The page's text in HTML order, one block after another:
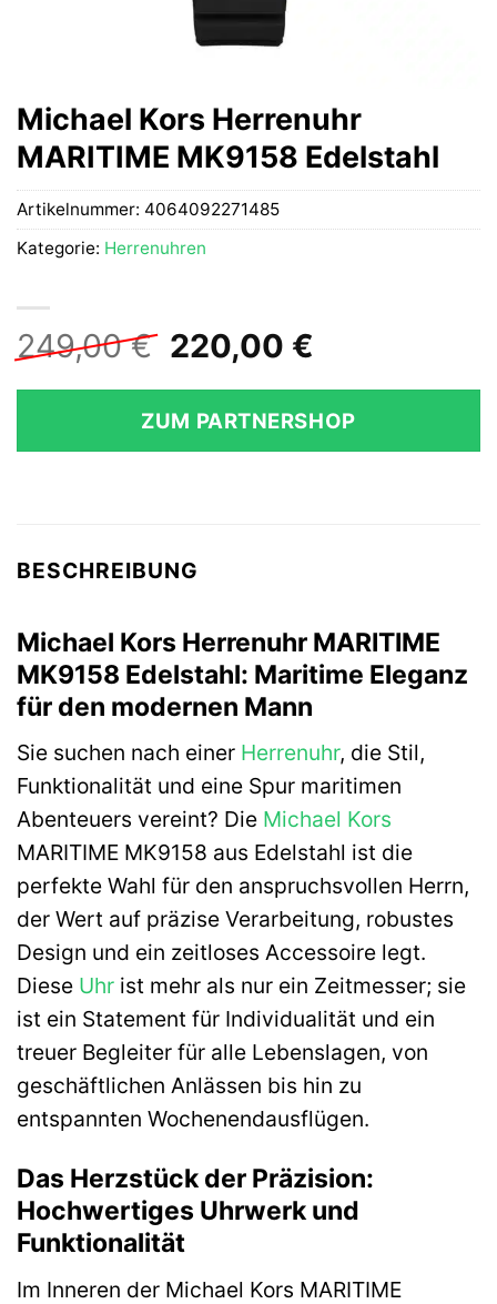
Michael Kors Herrenuhr
MARITIME MK9158 Edelstahl
249,00€ Ursprünglicher
Preis
war:
249,00 €
220,00 €
ist:
220,00 €.
ZUM PARTNERSHOP
Artikelnummer: 4064092271485
Kategorie: Herrenuhren
BESCHREIBUNG
Michael Kors Herrenuhr MARITIME
MK9158 Edelstahl: Maritime Eleganz
für den modernen Mann
Sie suchen nach einer Herrenuhr, die Stil,
Funktionalität und eine Spur maritimen
Abenteuers vereint? Die Michael Kors
MARITIME MK9158 aus Edelstahl ist die
perfekte Wahl für den anspruchsvollen Herrn,
der Wert auf präzise Verarbeitung, robustes
Design und ein zeitloses Accessoire legt.
Diese Uhr ist mehr als nur ein Zeitmesser; sie
ist ein Statement für Individualität und ein
treuer Begleiter für alle Lebenslagen, von
geschäftlichen Anlässen bis hin zu
entspannten Wochenendausflügen.
Das Herzstück der Präzision:
Hochwertiges Uhrwerk und
Funktionalität
Im Inneren der Michael Kors MARITIME